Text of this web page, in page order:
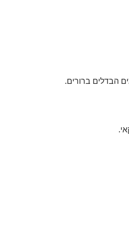
הבדלים ברורים.